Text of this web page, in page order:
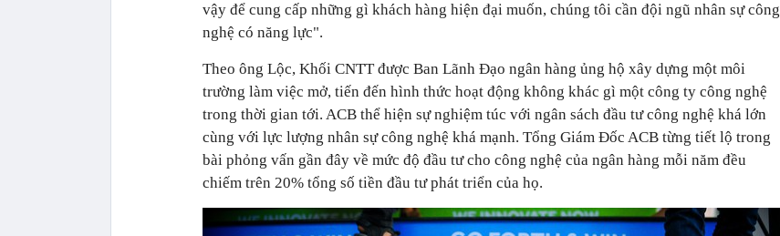
vậy để cung cấp những gì khách hàng hiện đại muốn, chúng tôi cần đội ngũ nhân sự công
nghệ có năng lực".
Theo ông Lộc, Khối CNTT được Ban Lãnh Đạo ngân hàng ủng hộ xây dựng một môi
trường làm việc mở, tiến đến hình thức hoạt động không khác gì một công ty công nghệ
trong thời gian tới. ACB thể hiện sự nghiệm túc với ngân sách đầu tư công nghệ khá lớn
cùng với lực lượng nhân sự công nghệ khá mạnh. Tổng Giám Đốc ACB từng tiết lộ trong
bài phỏng vấn gần đây về mức độ đầu tư cho công nghệ của ngân hàng mỗi năm đều
chiếm trên 20% tổng số tiền đầu tư phát triển của họ.